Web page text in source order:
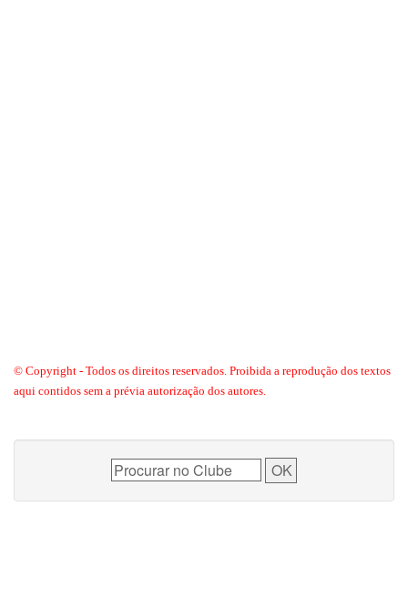
© Copyright - Todos os direitos reservados. Proibida a reprodução dos textos
aqui contidos sem a prévia autorização dos autores.